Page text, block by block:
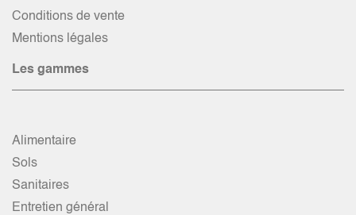
Conditions de vente
Mentions légales
Les gammes
Alimentaire
Sols
Sanitaires
Entretien général